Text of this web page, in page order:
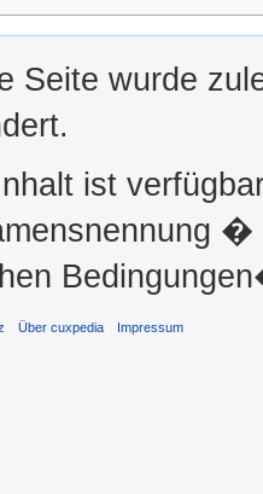
Seite wurde
ist
�
Über cuxpedia Impressum